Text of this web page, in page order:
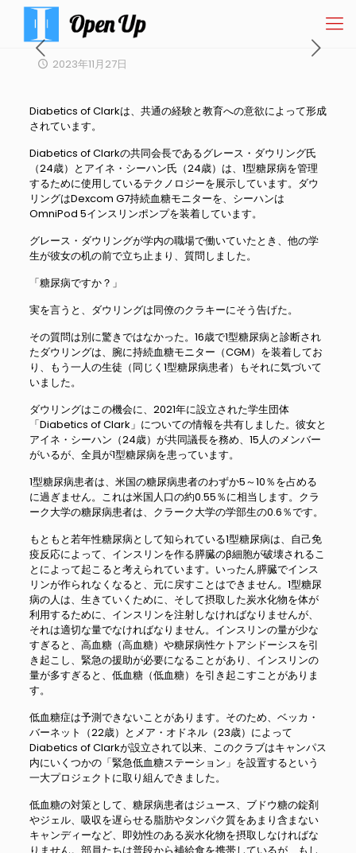
2023年11月27日
Diabetics of Clarkは、共通の経験と教育への意欲によって形成
されています。
Diabetics of Clarkの共同会長であるグレース・ダウリング氏
（24歳）とアイネ・シーハン氏（24歳）は、1型糖尿病を管理
するために使用しているテクノロジーを展示しています。ダウ
リングはDexcom G7持続血糖モニターを、シーハンは
OmniPod 5インスリンポンプを装着しています。
グレース・ダウリングが学内の職場で働いていたとき、他の学
生が彼女の机の前で立ち止まり、質問しました。
「糖尿病ですか？」
実を言うと、ダウリングは同僚のクラキーにそう告げた。
その質問は別に驚きではなかった。16歳で1型糖尿病と診断され
たダウリングは、腕に持続血糖モニター（CGM）を装着してお
り、もう一人の生徒（同じく1型糖尿病患者）もそれに気づいて
いました。
ダウリングはこの機会に、2021年に設立された学生団体
「Diabetics of Clark」についての情報を共有しました。彼女と
アイネ・シーハン（24歳）が共同議長を務め、15人のメンバー
がいるが、全員が1型糖尿病を患っています。
1型糖尿病患者は、米国の糖尿病患者のわずか5～10％を占める
に過ぎません。これは米国人口の約0.55％に相当します。クラ
ーク大学の糖尿病患者は、クラーク大学の学部生の0.6％です。
もともと若年性糖尿病として知られている1型糖尿病は、自己免
疫反応によって、インスリンを作る膵臓のβ細胞が破壊されるこ
とによって起こると考えられています。いったん膵臓でインス
リンが作られなくなると、元に戻すことはできません。1型糖尿
病の人は、生きていくために、そして摂取した炭水化物を体が
利用するために、インスリンを注射しなければなりませんが、
それは適切な量でなければなりません。インスリンの量が少な
すぎると、高血糖（高血糖）や糖尿病性ケトアシドーシスを引
き起こし、緊急の援助が必要になることがあり、インスリンの
量が多すぎると、低血糖（低血糖）を引き起こすことがありま
す。
低血糖症は予測できないことがあります。そのため、ベッカ・
バーネット（22歳）とメア・オドネル（23歳）によって
Diabetics of Clarkが設立されて以来、このクラブはキャンパス
内にいくつかの「緊急低血糖ステーション」を設置するという
一大プロジェクトに取り組んできました。
低血糖の対策として、糖尿病患者はジュース、ブドウ糖の錠剤
やジェル、吸収を遅らせる脂肪やタンパク質をあまり含まない
キャンディーなど、即効性のある炭水化物を摂取しなければな